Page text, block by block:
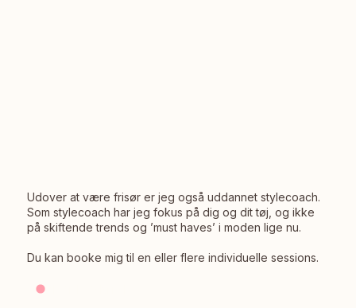
Udover at være frisør er jeg også uddannet stylecoach.
Som stylecoach har jeg fokus på dig og dit tøj, og ikke
på skiftende trends og ’must haves’ i moden lige nu.
Du kan booke mig til en eller flere individuelle sessions.